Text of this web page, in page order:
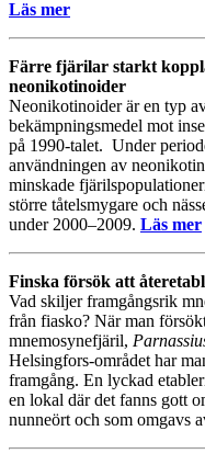
Läs mer
Färre fjärilar starkt
neonikotinoider
Neonikotinoider är en typ
bekämpningsmedel mot
på 1990-talet. Under
användningen av
minskade
större tåtelsmygare och
under 2000–2009. Läs mer
Finska försök att
Vad skiljer framgångsrik
från fiasko? När man
mnemosynefjäril,
Helsingfors-området har
framgång. En lyckad
en lokal där det fanns gott
nunneört och som omgavs